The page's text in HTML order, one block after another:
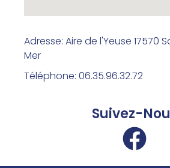
Adresse: Aire de l'Yeuse 17570
Mer
Téléphone: 06.35.96.32.72
Suivez-